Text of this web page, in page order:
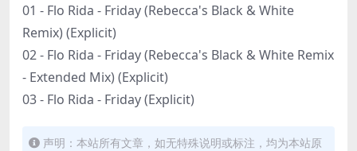
01 - Flo Rida - Friday (Rebecca's Black & White
Remix) (Explicit)
02 - Flo Rida - Friday (Rebecca's Black & White Remix
- Extended Mix) (Explicit)
03 - Flo Rida - Friday (Explicit)
声明：本站所有文章，如无特殊说明或标注，均为本站原